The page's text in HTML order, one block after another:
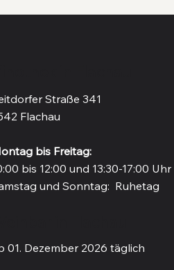
Straße 341
Flachau
bis Freitag:
bis 12:00 und 13:30-17:00 Uhr
und Sonntag: Ruhetag
01. Dezember 2026 täglich